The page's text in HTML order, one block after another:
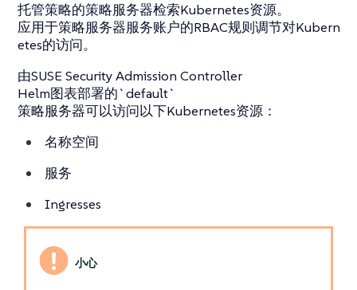
托管策略的策略服务器检索Kubernetes资源。
应用于策略服务器服务账户的RBAC规则调节对Kubern
etes的访问。
由SUSE Security Admission Controller
Helm图表部署的`default`
策略服务器可以访问以下Kubernetes资源：
名称空间
服务
Ingresses